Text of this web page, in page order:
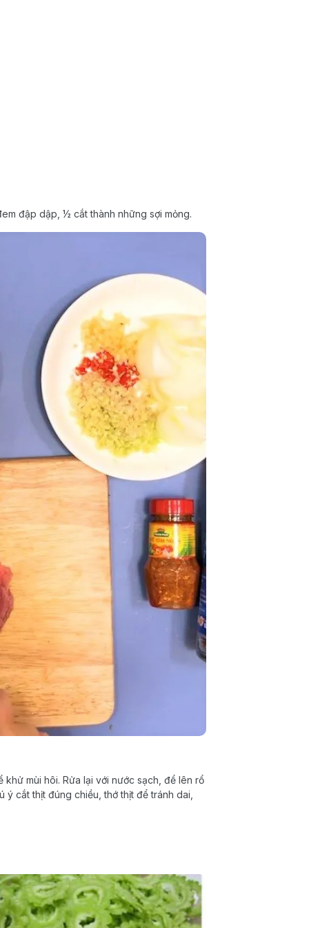
đập dập, ½ cắt thành những sợi mỏng.
khử mùi hôi. Rửa lại với nước sạch, để lên rổ
cắt thịt đúng chiều, thớ thịt để tránh dai,